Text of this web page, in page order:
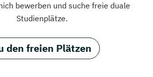
bewerben und suche freie duale
Studienplätze.
den freien Plätzen